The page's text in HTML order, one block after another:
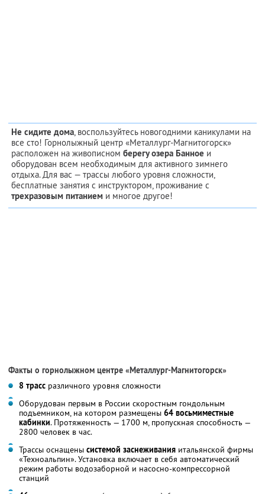
Не сидите дома, воспользуйтесь новогодними каникулами на
все сто! Горнолыжный центр «Металлург-Магнитогорск»
расположен на живописном берегу озера Банное и
оборудован всем необходимым для активного зимнего
отдыха. Для вас — трассы любого уровня сложности,
бесплатные занятия с инструктором, проживание с
трехразовым питанием и многое другое!
Факты о горнолыжном центре «Металлург-Магнитогорск»
8 трасс различного уровня сложности
Оборудован первым в России скоростным гондольным
подъемником, на котором размещены 64 восьмиместные
кабинки. Протяженность — 1700 м, пропускная способность —
2800 человек в час.
Трассы оснащены системой заснеживания итальянской фирмы
«Техноальпин». Установка включает в себя автоматический
режим работы водозаборной и насосно-компрессорной
станций